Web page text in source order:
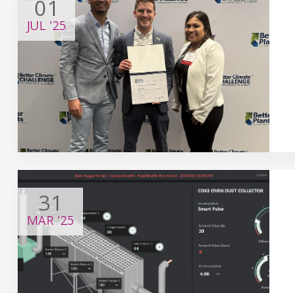
01
JUL '25
31
MAR'25